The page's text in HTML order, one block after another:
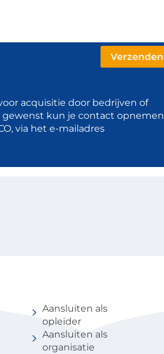
acquisitie door bedrijven of
kun je contact opnemen
via het e-mailadres
Aansluiten als
opleider
Aansluiten als
organisatie